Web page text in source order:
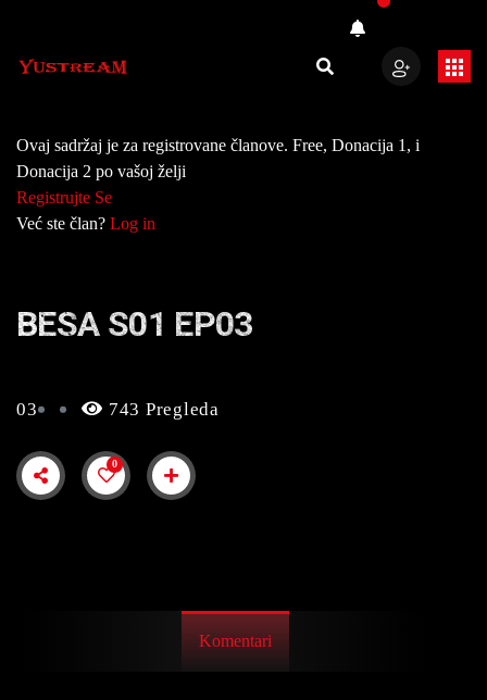
Ovaj sadržaj je za registrovane članove. Free, Donacija 1, i
Donacija 2 po vašoj želji
Registrujte Se
Već ste član? Log in
BESA S01 EP03
03 743 Pregleda
0
Komentari